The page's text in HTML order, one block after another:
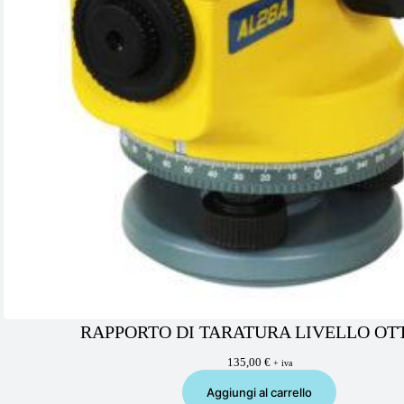
RAPPORTO DI TARATURA LIVELLO
135,00 € + iva
Aggiungi al carrello